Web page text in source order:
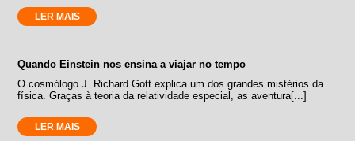
LER MAIS
Quando Einstein nos ensina a viajar no tempo
O cosmólogo J. Richard Gott explica um dos grandes mistérios da
física. Graças à teoria da relatividade especial, as aventura[...]
LER MAIS